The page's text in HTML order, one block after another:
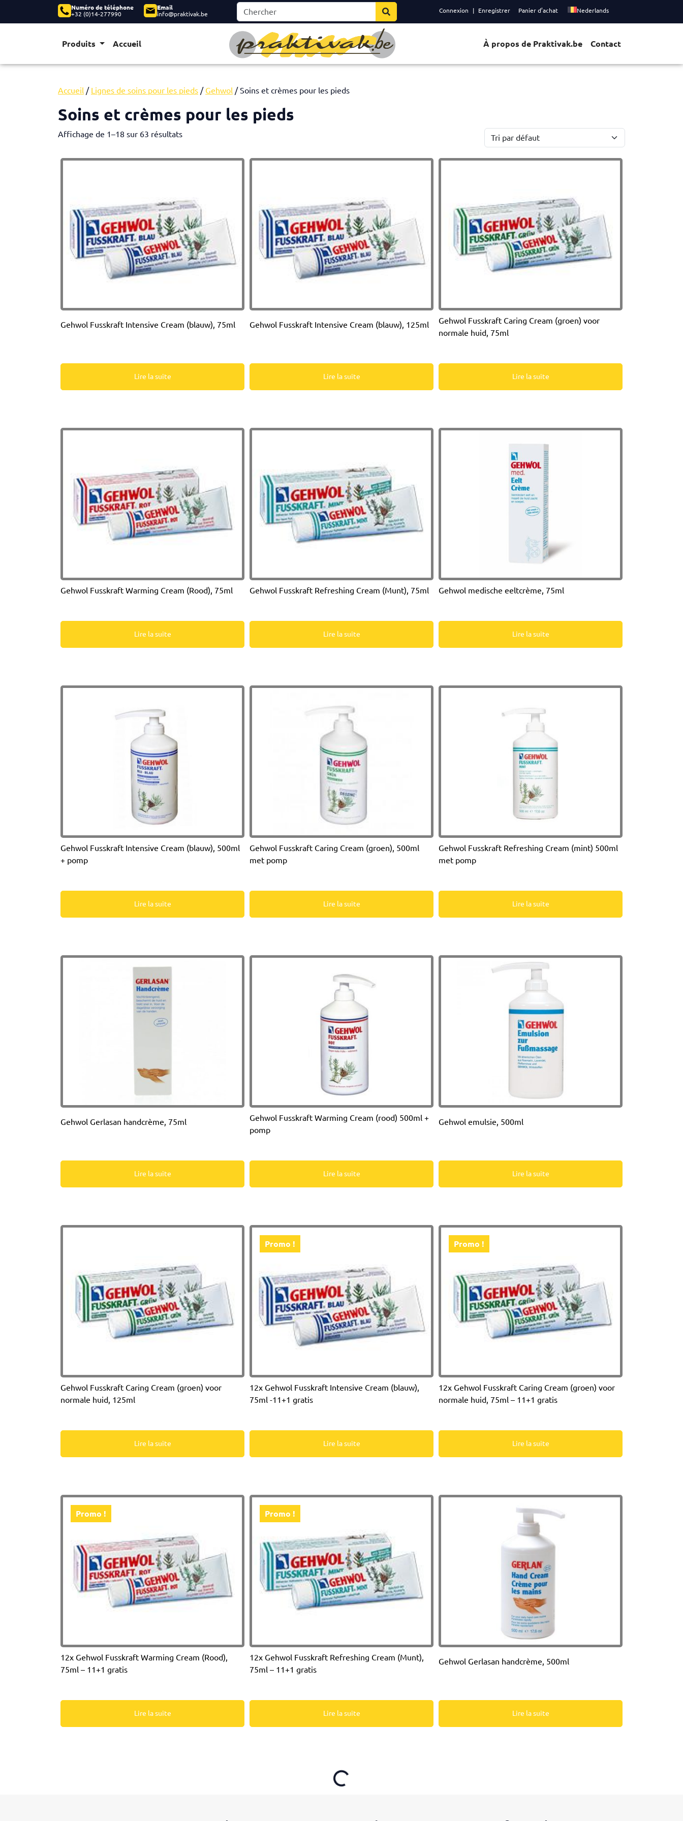
Connexion Enregistrer Panier d’achat Nederlands
Numéro de téléphone
+32 (0)14-277990
Email
info@praktivak.be
Produits Accueil À propos de Praktivak.be Contact
Accueil / Lignes de soins pour les pieds / Gehwol / Soins et crèmes pour les pieds
Soins et crèmes pour les pieds
Affichage de 1–18 sur 63 résultats
Gehwol Fusskraft Intensive Cream (blauw), 75ml
Lire la suite
Gehwol Fusskraft Intensive Cream (blauw), 125ml
Lire la suite
Gehwol Fusskraft Caring Cream (groen) voor
normale huid, 75ml
Lire la suite
Gehwol Fusskraft Warming Cream (Rood), 75ml
Lire la suite
Gehwol Fusskraft Refreshing Cream (Munt), 75ml
Lire la suite
Gehwol medische eeltcrème, 75ml
Lire la suite
Gehwol Fusskraft Intensive Cream (blauw), 500ml
+ pomp
Lire la suite
Gehwol Fusskraft Caring Cream (groen), 500ml
met pomp
Lire la suite
Gehwol Fusskraft Refreshing Cream (mint) 500ml
met pomp
Lire la suite
Gehwol Gerlasan handcrème, 75ml
Lire la suite
Gehwol Fusskraft Warming Cream (rood) 500ml +
pomp
Lire la suite
Gehwol emulsie, 500ml
Lire la suite
Gehwol Fusskraft Caring Cream (groen) voor
normale huid, 125ml
Lire la suite
Promo !
12x Gehwol Fusskraft Intensive Cream (blauw),
75ml -11+1 gratis
Lire la suite
Promo !
12x Gehwol Fusskraft Caring Cream (groen) voor
normale huid, 75ml – 11+1 gratis
Lire la suite
Promo !
12x Gehwol Fusskraft Warming Cream (Rood),
75ml – 11+1 gratis
Lire la suite
Promo !
12x Gehwol Fusskraft Refreshing Cream (Munt),
75ml – 11+1 gratis
Lire la suite
Gehwol Gerlasan handcrème, 500ml
Lire la suite
Loading...